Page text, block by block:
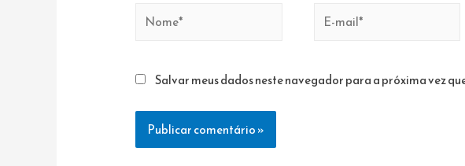
Nome*
Salvar meus dados neste navegador para a próxima vez